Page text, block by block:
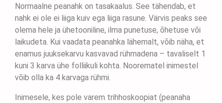
Normaalne peanahk on tasakaalus. See tähendab, et
nahk ei ole ei liiga kuiv ega liiga rasune. Värvis peaks see
olema hele ja ühetooniline, ilma punetuse, õhetuse või
laikudeta. Kui vaadata peanahka lähemalt, võib näha, et
enamus juuksekarvu kasvavad rühmadena – tavaliselt 1
kuni 3 karva ühe folliikuli kohta. Noorematel inimestel
võib olla ka 4 karvaga rühmi.
Inimesele, kes pole varem trihhoskoopiat (peanaha